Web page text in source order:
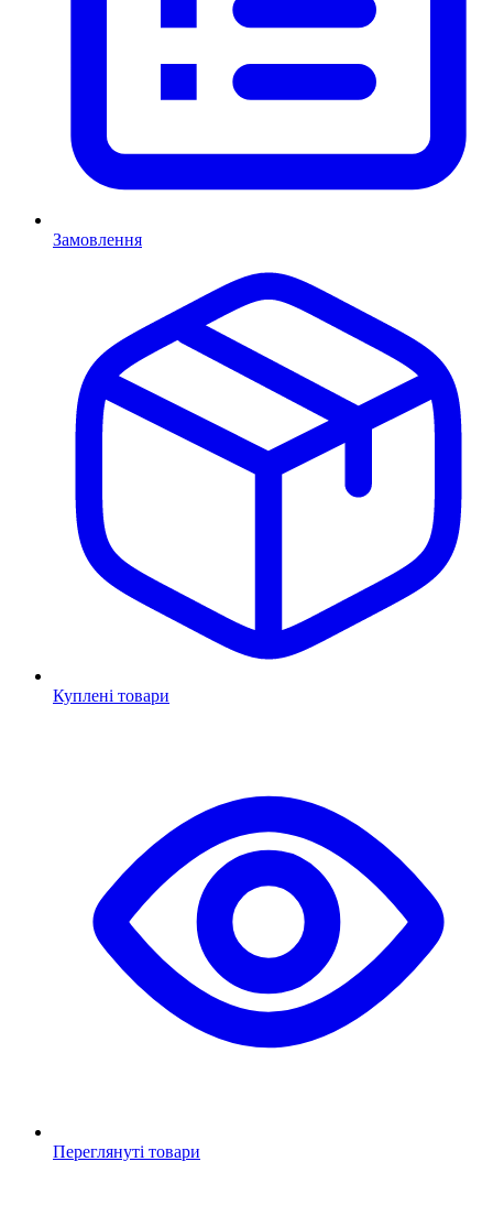
Замовлення
Куплені товари
Переглянуті товари